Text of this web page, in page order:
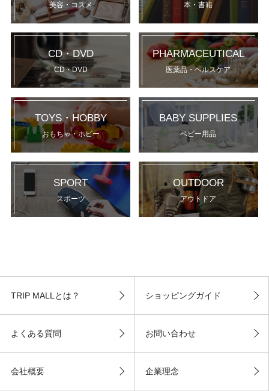
美容・コスメ 本・書籍
CD・DVD
CD・DVD
PHARMACEUTICAL
医薬品・ヘルスケア
TOYS・HOBBY
おもちゃ・ホビー
BABY SUPPLIES
ベビー用品
SPORT
スポーツ
OUTDOOR
アウトドア
TRIP MALLとは？ ショッピングガイド
よくある質問 お問い合わせ
会社概要 企業理念